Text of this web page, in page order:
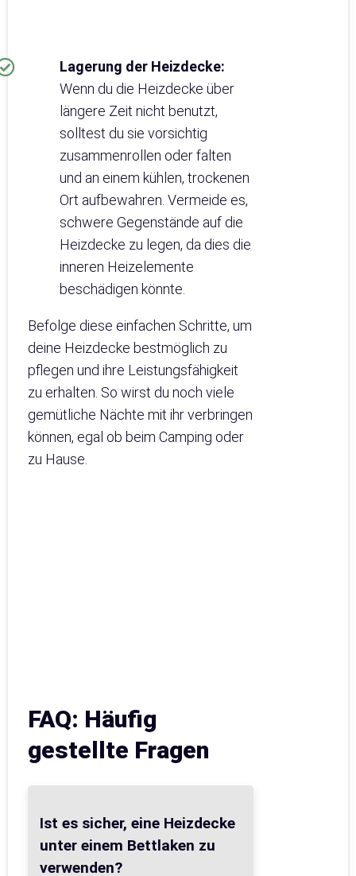
Lagerung der Heizdecke:
Wenn du die Heizdecke über
längere Zeit nicht benutzt,
solltest du sie vorsichtig
zusammenrollen oder falten
und an einem kühlen, trockenen
Ort aufbewahren. Vermeide es,
schwere Gegenstände auf die
Heizdecke zu legen, da dies die
inneren Heizelemente
beschädigen könnte.
Befolge diese einfachen Schritte, um
deine Heizdecke bestmöglich zu
pflegen und ihre Leistungsfähigkeit
zu erhalten. So wirst du noch viele
gemütliche Nächte mit ihr verbringen
können, egal ob beim Camping oder
zu Hause.
FAQ: Häufig
gestellte Fragen
Ist es sicher, eine Heizdecke
unter einem Bettlaken zu
verwenden?